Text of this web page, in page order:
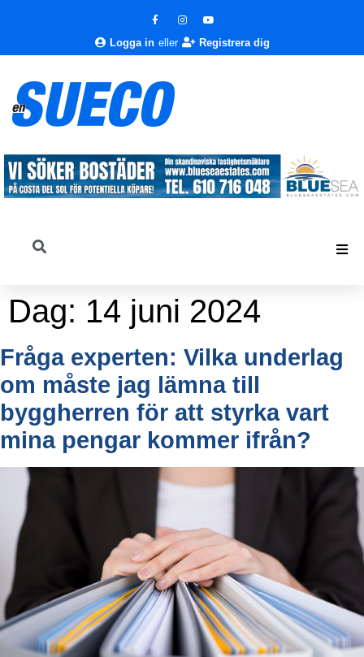
Logga in eller Registrera dig
Dag: 14 juni 2024
Fråga experten: Vilka underlag
om måste jag lämna till
byggherren för att styrka vart
mina pengar kommer ifrån?